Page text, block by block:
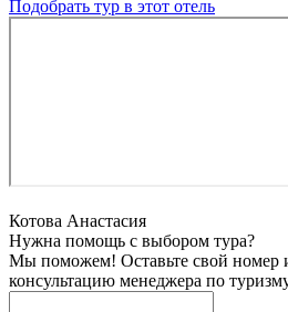
Подобрать тур в этот отель
Котова Анастасия
Нужна помощь с выбором тура?
Мы поможем! Оставьте свой номер
консультацию менеджера по